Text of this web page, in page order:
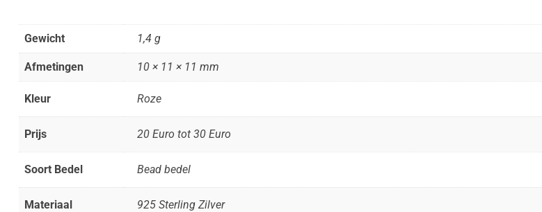
Gewicht 1,4 g
Afmetingen 10 × 11 × 11 mm
Kleur Roze
Prijs 20 Euro tot 30 Euro
Soort Bedel Bead bedel
Materiaal 925 Sterling Zilver